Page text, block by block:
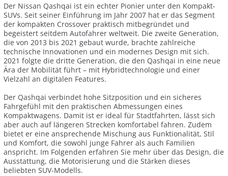
Der Nissan Qashqai ist ein echter Pionier unter den Kompakt-
SUVs. Seit seiner Einführung im Jahr 2007 hat er das Segment
der kompakten Crossover praktisch mitbegründet und
begeistert seitdem Autofahrer weltweit. Die zweite Generation,
die von 2013 bis 2021 gebaut wurde, brachte zahlreiche
technische Innovationen und ein modernes Design mit sich.
2021 folgte die dritte Generation, die den Qashqai in eine neue
Ära der Mobilität führt – mit Hybridtechnologie und einer
Vielzahl an digitalen Features.
Der Qashqai verbindet hohe Sitzposition und ein sicheres
Fahrgefühl mit den praktischen Abmessungen eines
Kompaktwagens. Damit ist er ideal für Stadtfahrten, lässt sich
aber auch auf längeren Strecken komfortabel fahren. Zudem
bietet er eine ansprechende Mischung aus Funktionalität, Stil
und Komfort, die sowohl junge Fahrer als auch Familien
anspricht. Im Folgenden erfahren Sie mehr über das Design, die
Ausstattung, die Motorisierung und die Stärken dieses
beliebten SUV-Modells.